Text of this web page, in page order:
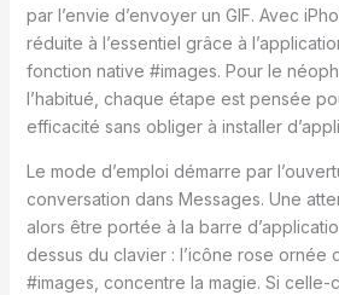
par l’envie d’envoyer un GIF. Avec
réduite à l’essentiel grâce à
fonction native #images. Pour le
l’habitué, chaque étape est pensée
efficacité sans obliger à installer
Le mode d’emploi démarre par
conversation dans Messages. Une
alors être portée à la barre
dessus du clavier : l’icône rose ornée
#images, concentre la magie. Si celle-